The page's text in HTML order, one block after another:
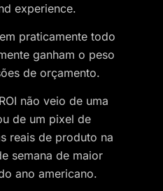
experience.
praticamente todo
ganham o peso
de orçamento.
não veio de uma
de um pixel de
reais de produto na
semana de maior
ano americano.